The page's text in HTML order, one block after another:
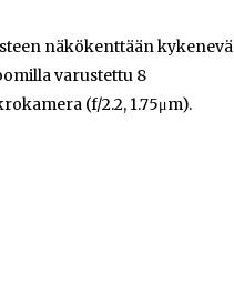
näkökenttään kykenevä
varustettu 8
(f/2.2, 1.75μm).